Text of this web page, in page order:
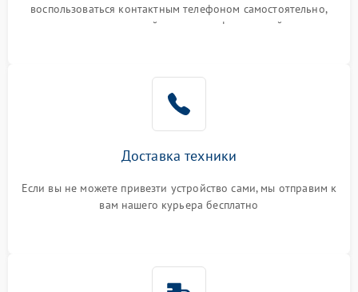
воспользоваться контактным телефоном самостоятельно,
или оставить свой номер телефона на сайте
Доставка техники
Если вы не можете привезти устройство сами, мы отправим к
вам нашего курьера бесплатно